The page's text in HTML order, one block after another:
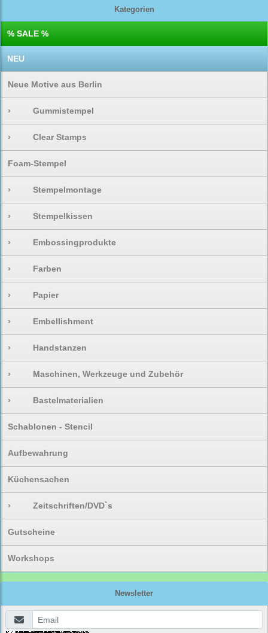
Kategorien
% SALE %
NEU
Neue Motive aus Berlin
› Gummistempel
› Clear Stamps
Foam-Stempel
› Stempelmontage
› Stempelkissen
› Embossingprodukte
› Farben
› Papier
› Embellishment
› Handstanzen
› Maschinen, Werkzeuge und Zubehör
› Bastelmaterialien
Schablonen - Stencil
Aufbewahrung
Küchensachen
› Zeitschriften/DVD`s
Gutscheine
Workshops
Newsletter